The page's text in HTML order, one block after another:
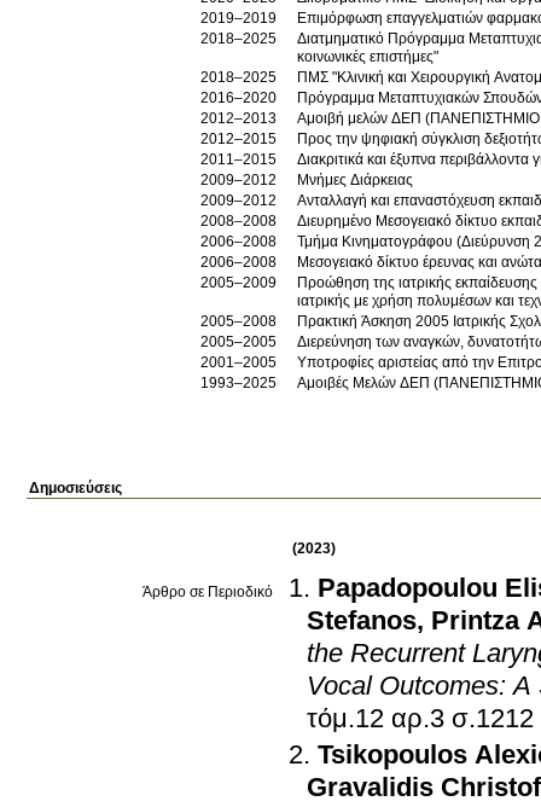
2019–2019
Επιμόρφωση επαγγελματιών
2018–2025
Διατμηματικό Πρόγραμμα
κοινωνικές επιστήμες"
2018–2025
ΠΜΣ "Κλινική και Χειρουργική
2016–2020
Πρόγραμμα Μεταπτυχιακών Σπουδών
2012–2013
Αμοιβή μελών ΔΕΠ
2012–2015
Προς την ψηφιακή σύγκλιση
2011–2015
Διακριτικά και έξυπνα περιβάλλοντα
2009–2012
Μνήμες Διάρκειας
2009–2012
Ανταλλαγή και επαναστόχευση
2008–2008
2006–2008
Τμήμα Κινηματογράφου (Διεύρυνση
2006–2008
Μεσογειακό δίκτυο έρευνας και
2005–2009
Προώθηση της ιατρικής εκπαίδευσης
ιατρικής με χρήση πολυμέσων και
2005–2008
Πρακτική Άσκηση 2005 Ιατρικής
2005–2005
Διερεύνηση των αναγκών,
2001–2005
1993–2025
Αμοιβές Μελών ΔΕΠ
Δημοσιεύσεις
(2023)
Άρθρο σε Περιοδικό
Papadopoulou
Stefanos, Printza
the Recurrent
Vocal Outcomes:
τόμ.12 αρ.3 σ.1212
Tsikopoulos
Gravalidis